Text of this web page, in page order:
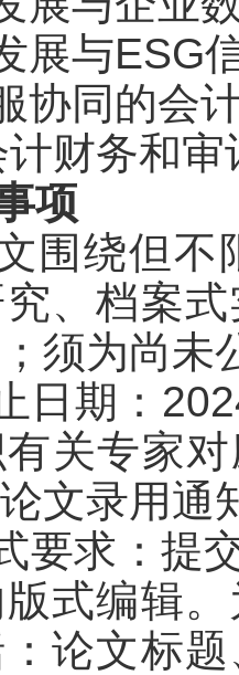
展与ESG
协同的会
财务和
项
围绕但不
、档案
须为尚未
日期：
关专家
文录用通
要求：提
式编辑
论文标